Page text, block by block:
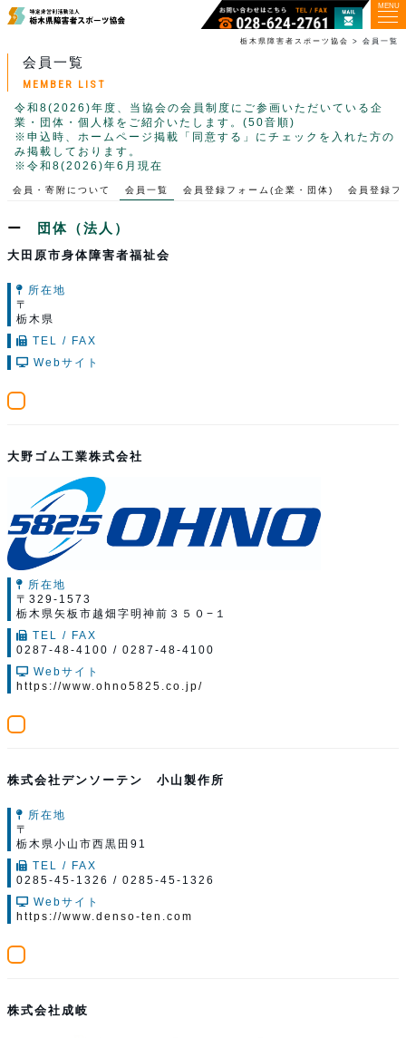
MENU
栃木県障害者スポーツ協会 > 会員一覧
会員一覧
MEMBER LIST
令和8(2026)年度、当協会の会員制度にご参画いただいている企
業・団体・個人様をご紹介いたします。(50音順)
※申込時、ホームページ掲載「同意する」にチェックを入れた方の
み掲載しております。
※令和8(2026)年6月現在
会員・寄附について 会員一覧 会員登録フォーム(企業・団体) 会員登録フ
団体（法人）
大田原市身体障害者福祉会
所在地
〒
栃木県
TEL / FAX
Webサイト
大野ゴム工業株式会社
所在地
〒329-1573
栃木県矢板市越畑字明神前３５０−１
TEL / FAX
0287-48-4100 / 0287-48-4100
Webサイト
https://www.ohno5825.co.jp/
株式会社デンソーテン 小山製作所
所在地
〒
栃木県小山市西黒田91
TEL / FAX
0285-45-1326 / 0285-45-1326
Webサイト
https://www.denso-ten.com
株式会社成岐